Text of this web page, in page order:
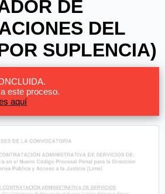
DE
DEL
SUPLENCIA)
este proceso.
aquí